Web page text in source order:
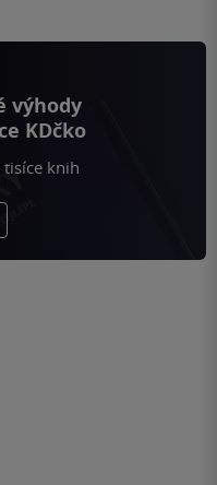
výhody
KDčko
tisíce knih